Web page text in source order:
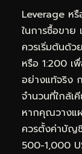
Leverage ห
ในการซื้อขาย
ควรเริ่มต้นด้
หรือ 1:200 เ
อย่างแท้จริง
จำนวนที่ใกล้เ
หากคุณวางแผ
ควรตั้งค่าบัญ
500-1,000